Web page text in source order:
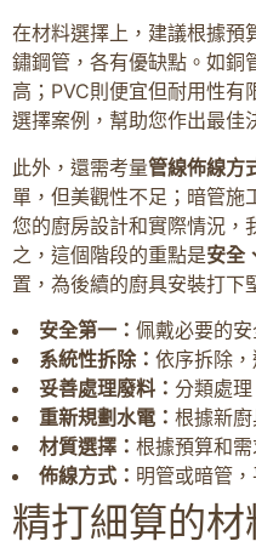
在材料選擇上，建議根據預
鏽鋼管，各有優缺點。如銅
高；PVC則便宜但耐用性有
選擇案例，幫助您作出最佳
此外，還需考量管線佈線方
單，但美觀性不足；暗管施
您的廚房設計和實際情況，
之，這個階段的重點是安全
置，為後續的廚具安裝打下
安全第一： 佩戴必要的
系統性拆除： 依序拆除
妥善處理廢料： 分類處
重新規劃水電： 根據新
材質選擇： 根據預算和
佈線方式： 明管或暗管
精打細算的